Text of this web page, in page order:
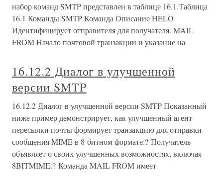
набор команд SMTP представлен в таблице 16.1.Таблица
16.1 Команды SMTP Команда Описание HELO
Идентифицирует отправителя для получателя. MAIL
FROM Начало почтовой транзакции и указание на
16.12.2 Диалог в улучшенной
версии SMTP
16.12.2 Диалог в улучшенной версии SMTP Показанный
ниже пример демонстрирует, как улучшенный агент
пересылки почты формирует транзакцию для отправки
сообщения MIME в 8-битном формате:? Получатель
объявляет о своих улучшенных возможностях, включая
8BITMIME.? Команда MAIL FROM имеет